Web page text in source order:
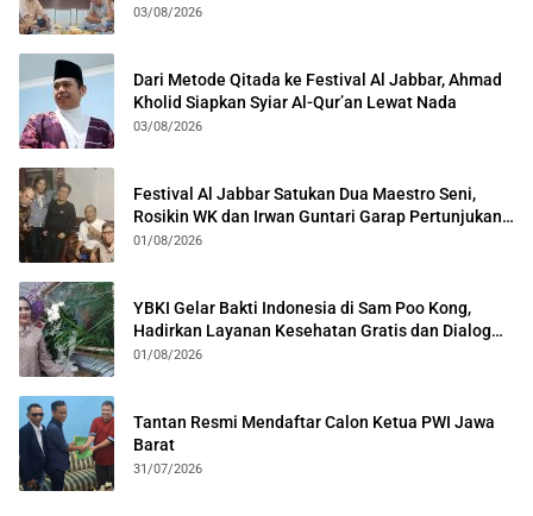
Kota Bogor
03/08/2026
Dari Metode Qitada ke Festival Al Jabbar, Ahmad
Kholid Siapkan Syiar Al-Qur’an Lewat Nada
03/08/2026
Festival Al Jabbar Satukan Dua Maestro Seni,
Rosikin WK dan Irwan Guntari Garap Pertunjukan
Kolosal
01/08/2026
YBKI Gelar Bakti Indonesia di Sam Poo Kong,
Hadirkan Layanan Kesehatan Gratis dan Dialog
Kebangsaan
01/08/2026
Tantan Resmi Mendaftar Calon Ketua PWI Jawa
Barat
31/07/2026